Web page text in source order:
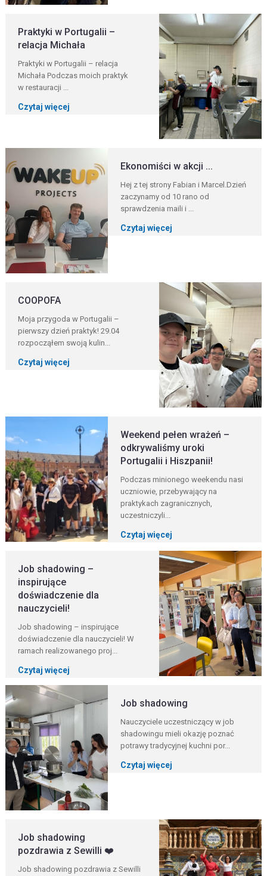
Praktyki w Portugalii –
relacja Michała
Praktyki w Portugalii – relacja
Michała Podczas moich praktyk
w restauracji ...
Czytaj więcej
Ekonomiści w akcji ...
Hej z tej strony Fabian i Marcel.Dzień
zaczynamy od 10 rano od
sprawdzenia maili i ...
Czytaj więcej
COOPOFA
Moja przygoda w Portugalii –
pierwszy dzień praktyk! 29.04
rozpocząłem swoją kulin...
Czytaj więcej
Weekend pełen wrażeń –
odkrywaliśmy uroki
Portugalii i Hiszpanii!
Podczas minionego weekendu nasi
uczniowie, przebywający na
praktykach zagranicznych,
uczestniczyli...
Czytaj więcej
Job shadowing –
inspirujące
doświadczenie dla
nauczycieli!
Job shadowing – inspirujące
doświadczenie dla nauczycieli! W
ramach realizowanego proj...
Czytaj więcej
Job shadowing
Nauczyciele uczestniczący w job
shadowingu mieli okazję poznać
potrawy tradycyjnej kuchni por...
Czytaj więcej
Job shadowing
pozdrawia z Sewilli ❤️
Job shadowing pozdrawia z Sewilli